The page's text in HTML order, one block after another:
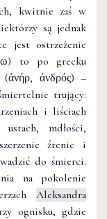
kwitnie zaś w
są jednak
jest ostrzeżenie
to po grecku
ἀνδρός) –
trujący:
i liściach
mdłości,
źrenic i
do śmierci.
na pokolenie
Aleksandra
ognisku, gdzie